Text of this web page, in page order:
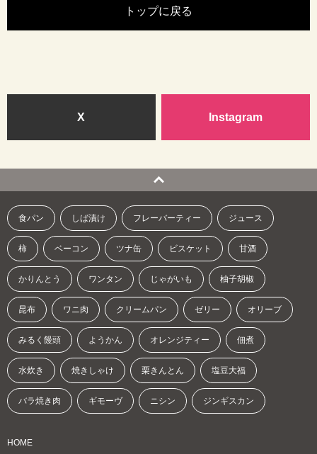
トップに戻る
X Instagram
食パン しば漬け フレーバーティー ジュース
柿 ベーコン ツナ缶 ビスケット 甘酒
かりんとう ワンタン じゃがいも 柚子胡椒
昆布 ワニ肉 クリームパン ゼリー オリーブ
みるく饅頭 ようかん オレンジティー 佃煮
水炊き 焼きしゃけ 栗きんとん 塩豆大福
バラ焼き肉 ギモーヴ ニシン ジンギスカン
HOME